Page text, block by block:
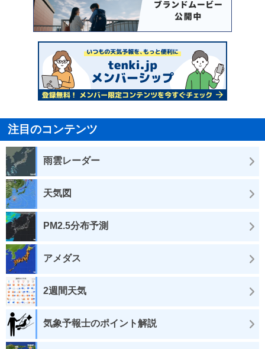
注目のコンテンツ
雨雲レーダー
天気図
PM2.5分布予測
アメダス
2週間天気
気象予報士のポイント解説